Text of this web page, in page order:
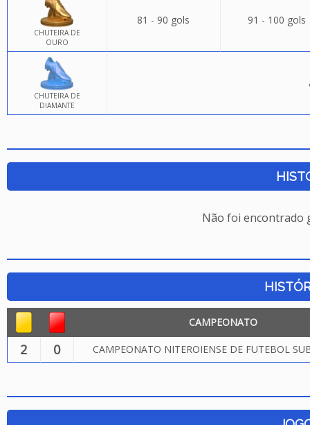
CHUTEIRA DE
OURO
81 - 90 gols 91 - 100 gols
CHUTEIRA DE
DIAMANTE
Não foi encontrado
CAMPEONATO
2 0 CAMPEONATO NITEROIENSE DE FUTEBOL